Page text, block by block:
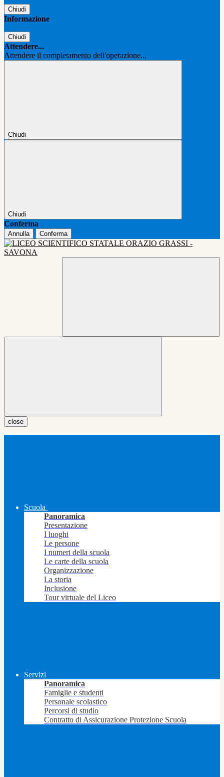
Chiudi
Informazione
Chiudi
Attendere...
Attendere il completamento dell'operazione...
Chiudi
Chiudi
Conferma
Annulla Conferma
close
Scuola
Panoramica
Presentazione
I luoghi
Le persone
I numeri della scuola
Le carte della scuola
Organizzazione
La storia
Inclusione
Tour virtuale del Liceo
Servizi
Panoramica
Famiglie e studenti
Personale scolastico
Percorsi di studio
Contratto di Assicurazione Protezione Scuola